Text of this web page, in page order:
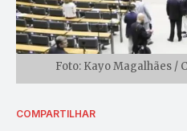
Foto: Kayo Magalhães /
COMPARTILHAR